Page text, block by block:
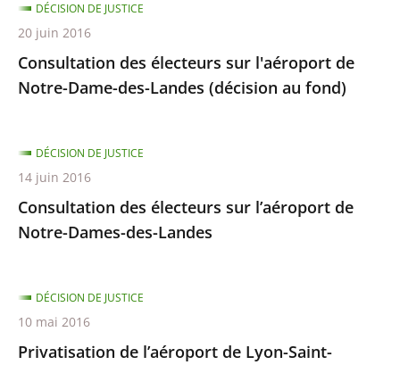
Consultation des électeurs sur l'aéroport de
Notre-Dame-des-Landes (décision au fond)
DÉCISION DE JUSTICE
20 juin 2016
Consultation des électeurs sur l’aéroport de
Notre-Dames-des-Landes
DÉCISION DE JUSTICE
14 juin 2016
Privatisation de l’aéroport de Lyon-Saint-
DÉCISION DE JUSTICE
10 mai 2016